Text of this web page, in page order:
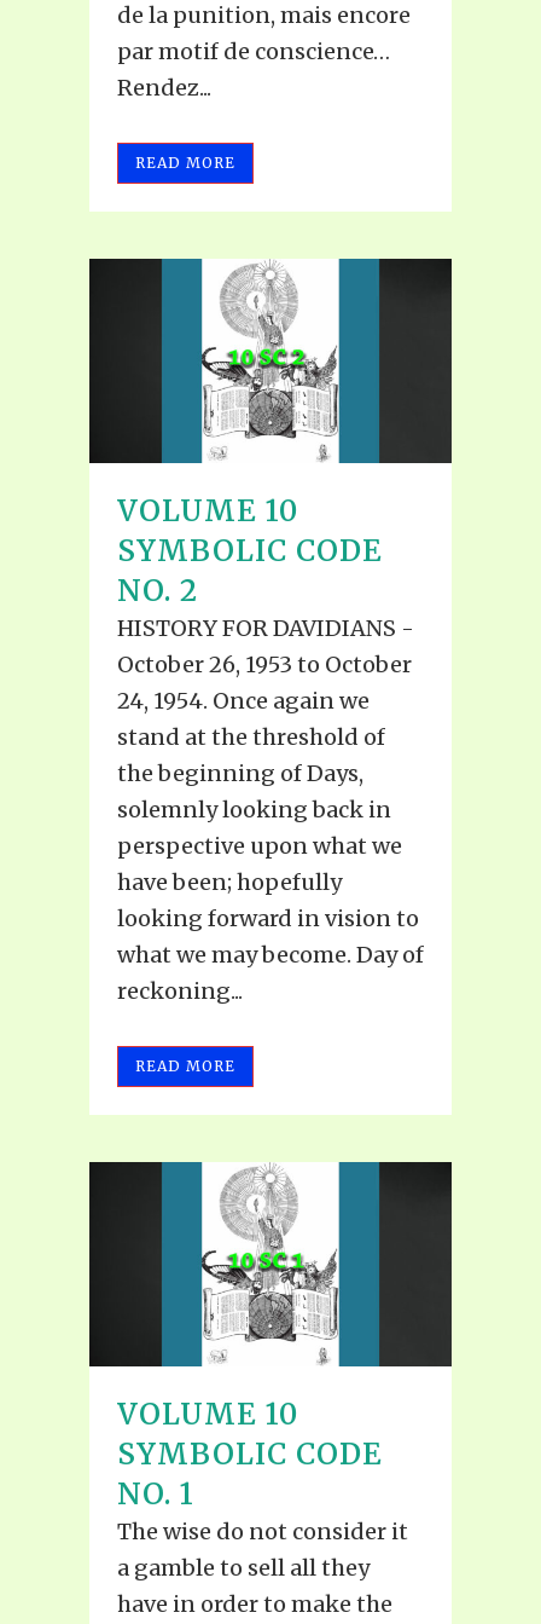
de la punition, mais encore
par motif de conscience…
Rendez...
READ MORE
VOLUME 10
SYMBOLIC CODE
NO. 2
HISTORY FOR DAVIDIANS -
October 26, 1953 to October
24, 1954. Once again we
stand at the threshold of
the beginning of Days,
solemnly looking back in
perspective upon what we
have been; hopefully
looking forward in vision to
what we may become. Day of
reckoning...
READ MORE
VOLUME 10
SYMBOLIC CODE
NO. 1
The wise do not consider it
a gamble to sell all they
have in order to make the